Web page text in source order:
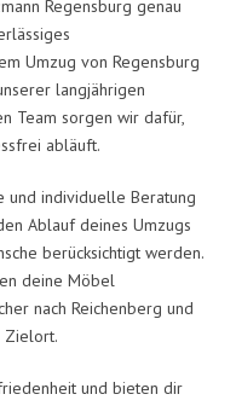
Regensburg genau
Umzug von Regensburg
langjährigen
Team sorgen wir dafür,
abläuft.
und individuelle Beratung
Ablauf deines Umzugs
berücksichtigt werden.
deine Möbel
nach Reichenberg und
Zielort.
und bieten dir